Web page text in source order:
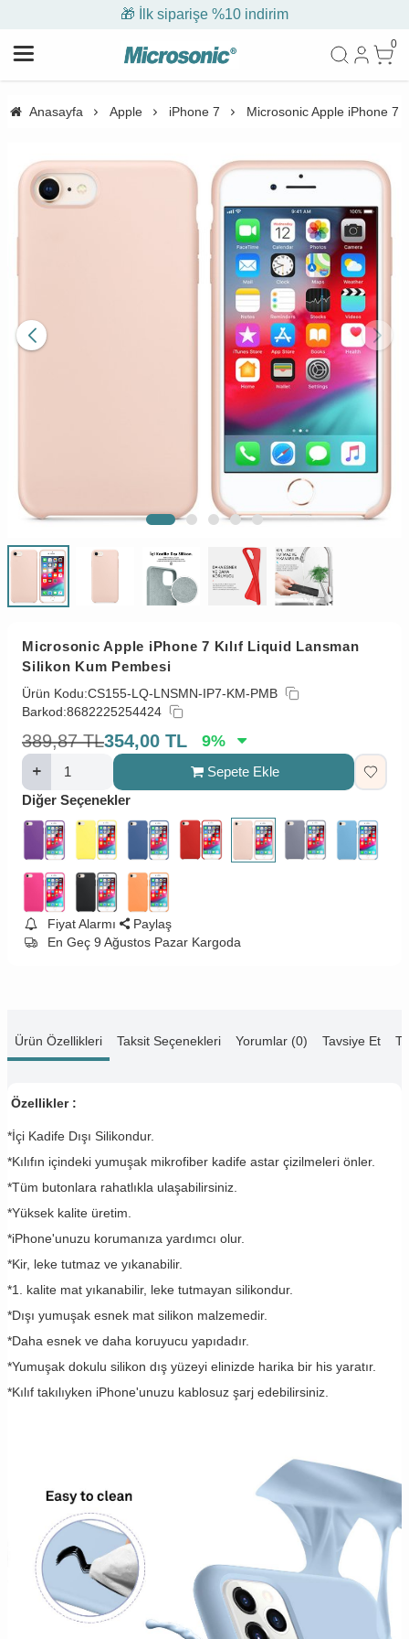
🎁 İlk siparişe %10 indirim
0
Anasayfa Apple iPhone 7 Microsonic Apple iPhone 7
Microsonic Apple iPhone 7 Kılıf Liquid Lansman
Silikon Kum Pembesi
Ürün Kodu:CS155-LQ-LNSMN-IP7-KM-PMB
Barkod:8682225254424
389,87 TL354,00 TL 9%
Sepete Ekle
Diğer Seçenekler
Fiyat Alarmı
Paylaş
En Geç 9 Ağustos Pazar Kargoda
Ürün Özellikleri Taksit Seçenekleri Yorumlar (0) Tavsiye Et
Özellikler :
*İçi Kadife Dışı Silikondur.
*Kılıfın içindeki yumuşak mikrofiber kadife astar çizilmeleri önler.
*Tüm butonlara rahatlıkla ulaşabilirsiniz.
*Yüksek kalite üretim.
*iPhone'unuzu korumanıza yardımcı olur.
*Kir, leke tutmaz ve yıkanabilir.
*1. kalite mat yıkanabilir, leke tutmayan silikondur.
*Dışı yumuşak esnek mat silikon malzemedir.
*Daha esnek ve daha koruyucu yapıdadır.
*Yumuşak dokulu silikon dış yüzeyi elinizde harika bir his yaratır.
*Kılıf takılıyken iPhone'unuzu kablosuz şarj edebilirsiniz.